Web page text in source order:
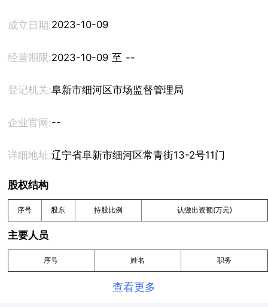
成立日期:2023-10-09
经营期限: 2023-10-09 至 --
登记机关:阜新市细河区市场监督管理局
企业官网:--
详细地址:辽宁省阜新市细河区常青街13-2号11门
股权结构
序号 股东 持股比例 认缴出资额(万元)
主要人员
序号 姓名 职务
查看更多